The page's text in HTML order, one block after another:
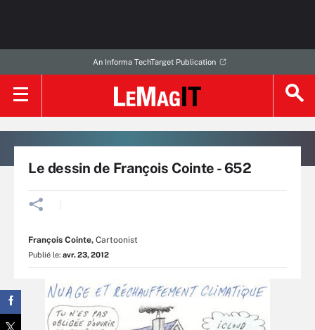
An Informa TechTarget Publication
Le dessin de François Cointe - 652
François Cointe, Cartoonist
Publié le: avr. 23, 2012